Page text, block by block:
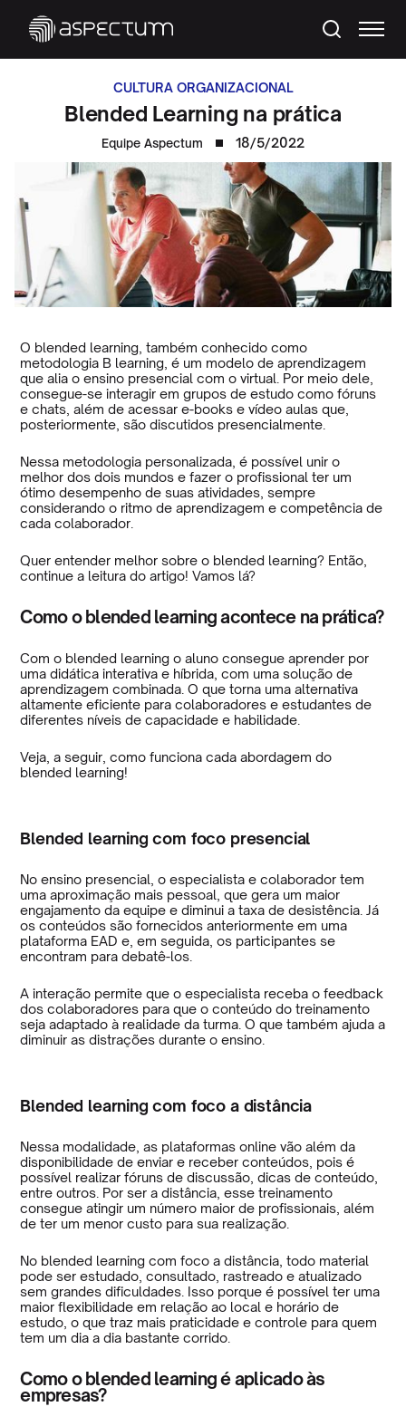
CULTURA ORGANIZACIONAL
Blended Learning na prática
Equipe Aspectum 18/5/2022
O blended learning, também conhecido como
metodologia B learning, é um modelo de aprendizagem
que alia o ensino presencial com o virtual. Por meio dele,
consegue-se interagir em grupos de estudo como fóruns
e chats, além de acessar e-books e vídeo aulas que,
posteriormente, são discutidos presencialmente.
Nessa metodologia personalizada, é possível unir o
melhor dos dois mundos e fazer o profissional ter um
ótimo desempenho de suas atividades, sempre
considerando o ritmo de aprendizagem e competência de
cada colaborador.
Quer entender melhor sobre o blended learning? Então,
continue a leitura do artigo! Vamos lá?
Como o blended learning acontece na prática?
Com o blended learning o aluno consegue aprender por
uma didática interativa e híbrida, com uma solução de
aprendizagem combinada. O que torna uma alternativa
altamente eficiente para colaboradores e estudantes de
diferentes níveis de capacidade e habilidade.
Veja, a seguir, como funciona cada abordagem do
blended learning!
Blended learning com foco presencial
No ensino presencial, o especialista e colaborador tem
uma aproximação mais pessoal, que gera um maior
engajamento da equipe e diminui a taxa de desistência. Já
os conteúdos são fornecidos anteriormente em uma
plataforma EAD e, em seguida, os participantes se
encontram para debatê-los.
A interação permite que o especialista receba o feedback
dos colaboradores para que o conteúdo do treinamento
seja adaptado à realidade da turma. O que também ajuda a
diminuir as distrações durante o ensino.
Blended learning com foco a distância
Nessa modalidade, as plataformas online vão além da
disponibilidade de enviar e receber conteúdos, pois é
possível realizar fóruns de discussão, dicas de conteúdo,
entre outros. Por ser a distância, esse treinamento
consegue atingir um número maior de profissionais, além
de ter um menor custo para sua realização.
No blended learning com foco a distância, todo material
pode ser estudado, consultado, rastreado e atualizado
sem grandes dificuldades. Isso porque é possível ter uma
maior flexibilidade em relação ao local e horário de
estudo, o que traz mais praticidade e controle para quem
tem um dia a dia bastante corrido.
Como o blended learning é aplicado às
empresas?